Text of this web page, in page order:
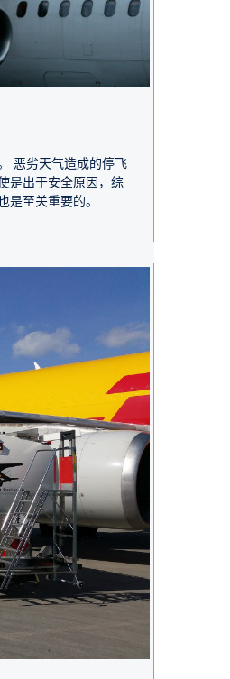
恶劣天气造成的停飞
是出于安全原因，综
是至关重要的。